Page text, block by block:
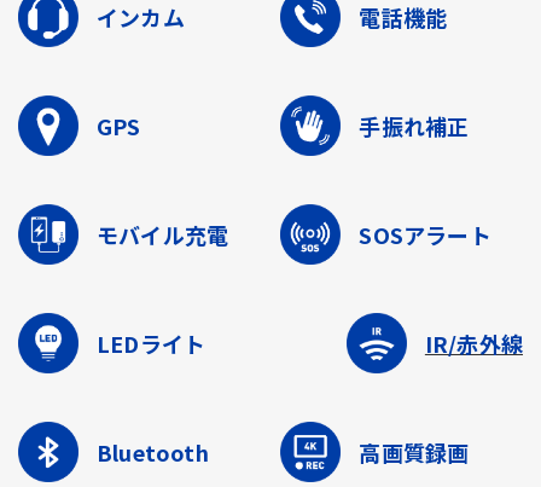
インカム 電話機能
GPS 手振れ補正
モバイル充電 SOSアラート
LEDライト IR/赤外線
Bluetooth 高画質録画